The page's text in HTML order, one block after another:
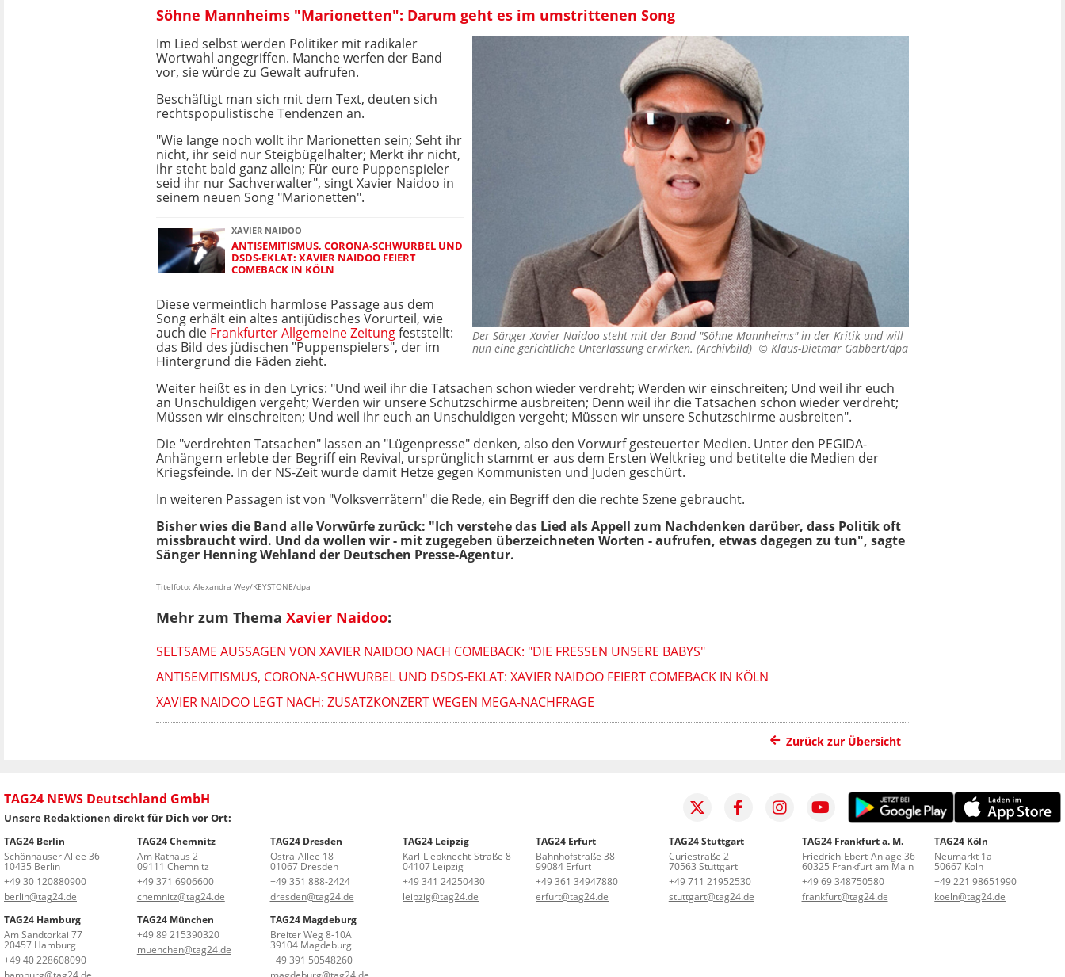
Söhne Mannheims "Marionetten": Darum geht es im umstrittenen Song
Der Sänger Xavier Naidoo steht mit der Band "Söhne Mannheims" in der Kritik und will
nun eine gerichtliche Unterlassung erwirken. (Archivbild) © Klaus-Dietmar Gabbert/dpa
Im Lied selbst werden Politiker mit radikaler
Wortwahl angegriffen. Manche werfen der Band
vor, sie würde zu Gewalt aufrufen.
Beschäftigt man sich mit dem Text, deuten sich
rechtspopulistische Tendenzen an.
"Wie lange noch wollt ihr Marionetten sein; Seht ihr
nicht, ihr seid nur Steigbügelhalter; Merkt ihr nicht,
ihr steht bald ganz allein; Für eure Puppenspieler
seid ihr nur Sachverwalter", singt Xavier Naidoo in
seinem neuen Song "Marionetten".
XAVIER NAIDOO
ANTISEMITISMUS, CORONA-SCHWURBEL UND
DSDS-EKLAT: XAVIER NAIDOO FEIERT
COMEBACK IN KÖLN
Diese vermeintlich harmlose Passage aus dem
Song erhält ein altes antijüdisches Vorurteil, wie
auch die Frankfurter Allgemeine Zeitungfeststellt:
das Bild des jüdischen "Puppenspielers", der im
Hintergrund die Fäden zieht.
Weiter heißt es in den Lyrics: "Und weil ihr die Tatsachen schon wieder verdreht; Werden wir einschreiten; Und weil ihr euch
an Unschuldigen vergeht; Werden wir unsere Schutzschirme ausbreiten; Denn weil ihr die Tatsachen schon wieder verdreht;
Müssen wir einschreiten; Und weil ihr euch an Unschuldigen vergeht; Müssen wir unsere Schutzschirme ausbreiten".
Die "verdrehten Tatsachen" lassen an "Lügenpresse" denken, also den Vorwurf gesteuerter Medien. Unter den PEGIDA-
Anhängern erlebte der Begriff ein Revival, ursprünglich stammt er aus dem Ersten Weltkrieg und betitelte die Medien der
Kriegsfeinde. In der NS-Zeit wurde damit Hetze gegen Kommunisten und Juden geschürt.
In weiteren Passagen ist von "Volksverrätern" die Rede, ein Begriff den die rechte Szene gebraucht.
Bisher wies die Band alle Vorwürfe zurück: "Ich verstehe das Lied als Appell zum Nachdenken darüber, dass Politik oft
missbraucht wird. Und da wollen wir - mit zugegeben überzeichneten Worten - aufrufen, etwas dagegen zu tun", sagte
Sänger Henning Wehland der Deutschen Presse-Agentur.
Titelfoto: Alexandra Wey/KEYSTONE/dpa
Mehr zum Thema Xavier Naidoo:
SELTSAME AUSSAGEN VON XAVIER NAIDOO NACH COMEBACK: "DIE FRESSEN UNSERE BABYS"
ANTISEMITISMUS, CORONA-SCHWURBEL UND DSDS-EKLAT: XAVIER NAIDOO FEIERT COMEBACK IN KÖLN
XAVIER NAIDOO LEGT NACH: ZUSATZKONZERT WEGEN MEGA-NACHFRAGE
Zurück zur Übersicht
TAG24 NEWS Deutschland GmbH
Unsere Redaktionen direkt für Dich vor Ort:
TAG24 Berlin
Schönhauser Allee 36
10435 Berlin
+49 30 120880900
berlin@tag24.de
TAG24 Chemnitz
Am Rathaus 2
09111 Chemnitz
+49 371 6906600
chemnitz@tag24.de
TAG24 Dresden
Ostra-Allee 18
01067 Dresden
+49 351 888-2424
dresden@tag24.de
TAG24 Leipzig
Karl-Liebknecht-Straße 8
04107 Leipzig
+49 341 24250430
leipzig@tag24.de
TAG24 Erfurt
Bahnhofstraße 38
99084 Erfurt
+49 361 34947880
erfurt@tag24.de
TAG24 Stuttgart
Curiestraße 2
70563 Stuttgart
+49 711 21952530
stuttgart@tag24.de
TAG24 Frankfurt a. M.
Friedrich-Ebert-Anlage 36
60325 Frankfurt am Main
+49 69 348750580
frankfurt@tag24.de
TAG24 Köln
Neumarkt 1a
50667 Köln
+49 221 98651990
koeln@tag24.de
TAG24 Hamburg
Am Sandtorkai 77
20457 Hamburg
+49 40 228608090
TAG24 München
+49 89 215390320
muenchen@tag24.de
TAG24 Magdeburg
Breiter Weg 8-10A
39104 Magdeburg
+49 391 50548260